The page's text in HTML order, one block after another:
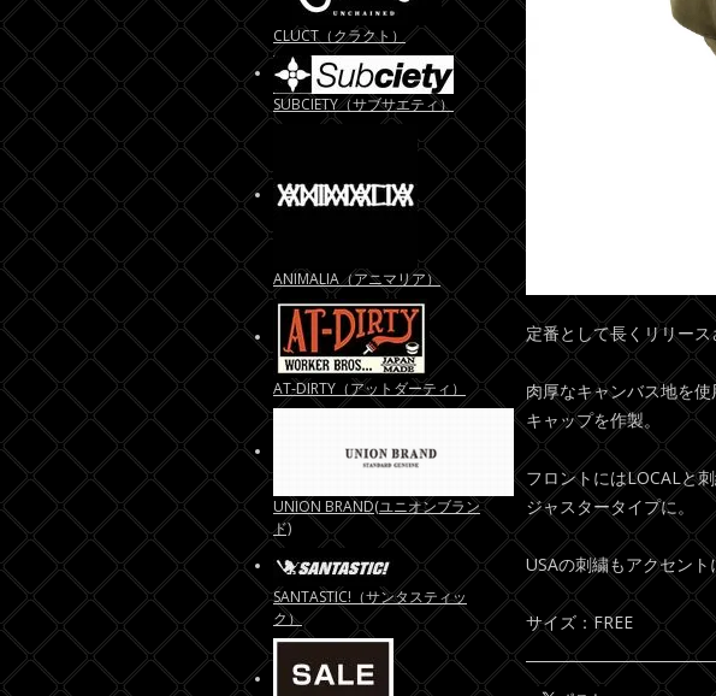
定番として長くリリー
肉厚なキャンバス地を
キャップを作製。
フロントにはLOCALと
ジャスタータイプに。
USAの刺繍もアクセント
サイズ：FREE
CLUCT（クラクト）
SUBCIETY（サブサエティ）
ANIMALIA（アニマリア）
AT-DIRTY（アットダーティ）
UNION BRAND(ユニオンブラン
ド)
SANTASTIC!（サンタスティッ
ク）